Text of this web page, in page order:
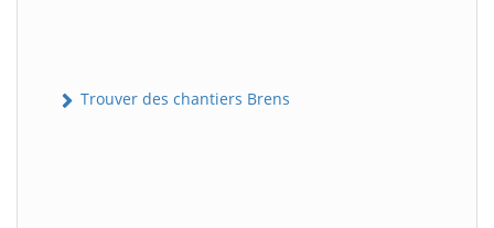
Trouver des chantiers Brens